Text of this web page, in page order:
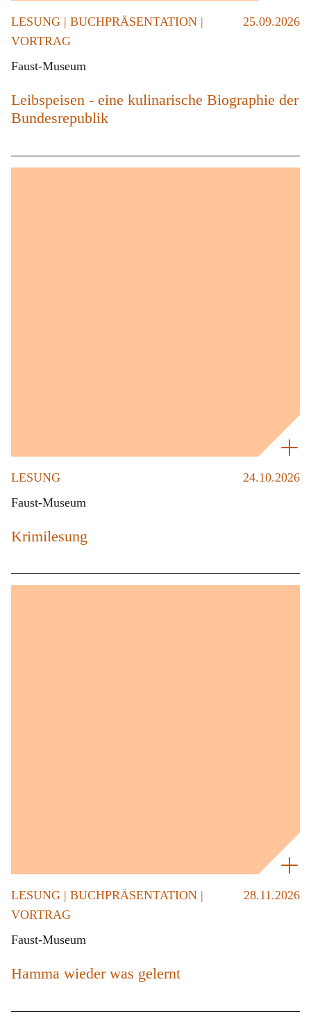
LESUNG | BUCHPRÄSENTATION |
VORTRAG
25.09.2026
Faust-Museum
Leibspeisen - eine kulinarische Biographie der
Bundesrepublik
LESUNG
24.10.2026
Faust-Museum
Krimilesung
LESUNG | BUCHPRÄSENTATION |
VORTRAG
28.11.2026
Faust-Museum
Hamma wieder was gelernt